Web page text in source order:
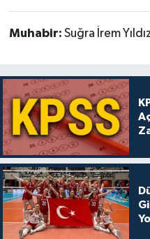
Muhabir: Suğra İrem